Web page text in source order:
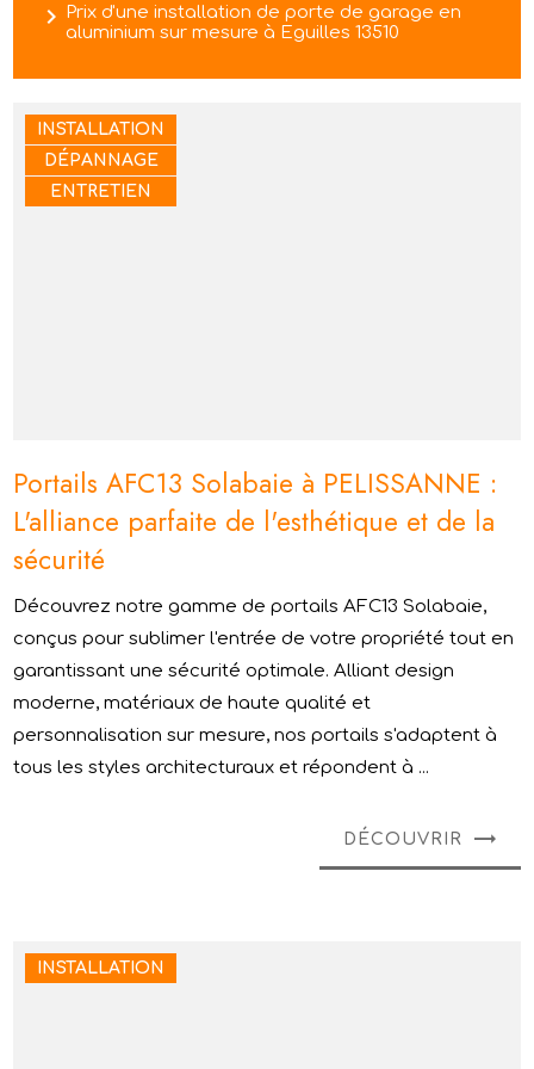
navigate_next Prix d'une installation de porte de garage en
aluminium sur mesure à Eguilles 13510
INSTALLATION
DÉPANNAGE
ENTRETIEN
Portails AFC13 Solabaie à PELISSANNE :
L'alliance parfaite de l'esthétique et de la
sécurité
Découvrez notre gamme de portails AFC13 Solabaie,
conçus pour sublimer l'entrée de votre propriété tout en
garantissant une sécurité optimale. Alliant design
moderne, matériaux de haute qualité et
personnalisation sur mesure, nos portails s'adaptent à
tous les styles architecturaux et répondent à ...
DÉCOUVRIR
INSTALLATION